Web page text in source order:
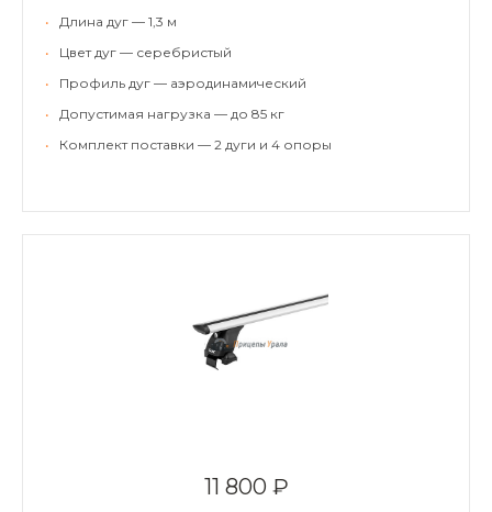
•
Длина дуг — 1,3 м
•
Цвет дуг — серебристый
•
Профиль дуг — аэродинамический
•
Допустимая нагрузка — до 85 кг
•
Комплект поставки — 2 дуги и 4 опоры
11 800 ₽